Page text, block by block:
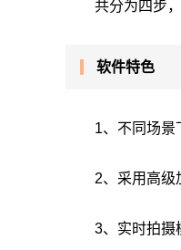
共分为四步
软件特色
1、不同场景
2、采用高级
3、实时拍摄